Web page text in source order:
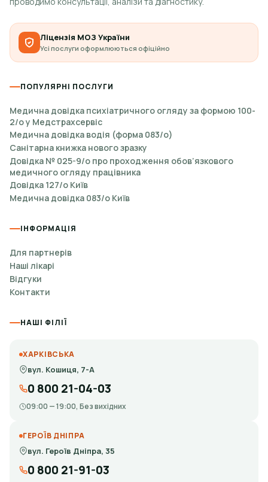
Ліцензія МОЗ України
Усі послуги оформлюються офіційно
ПОПУЛЯРНІ ПОСЛУГИ
Медична довідка психіатричного огляду за формою 100-
2/о у Медстрахсервіс
Медична довідка водія (форма 083/о)
Санітарна книжка нового зразку
Довідка № 025-9/о про проходження обов’язкового
медичного огляду працівника
Довідка 127/о Київ
Медична довідка 083/о Київ
ІНФОРМАЦІЯ
Для партнерів
Наші лікарі
Відгуки
Контакти
НАШІ ФІЛІЇ
ХАРКІВСЬКА
вул. Кошиця, 7-А
0 800 21-04-03
09:00 — 19:00, Без вихідних
ГЕРОЇВ ДНІПРА
вул. Героїв Дніпра, 35
0 800 21-91-03